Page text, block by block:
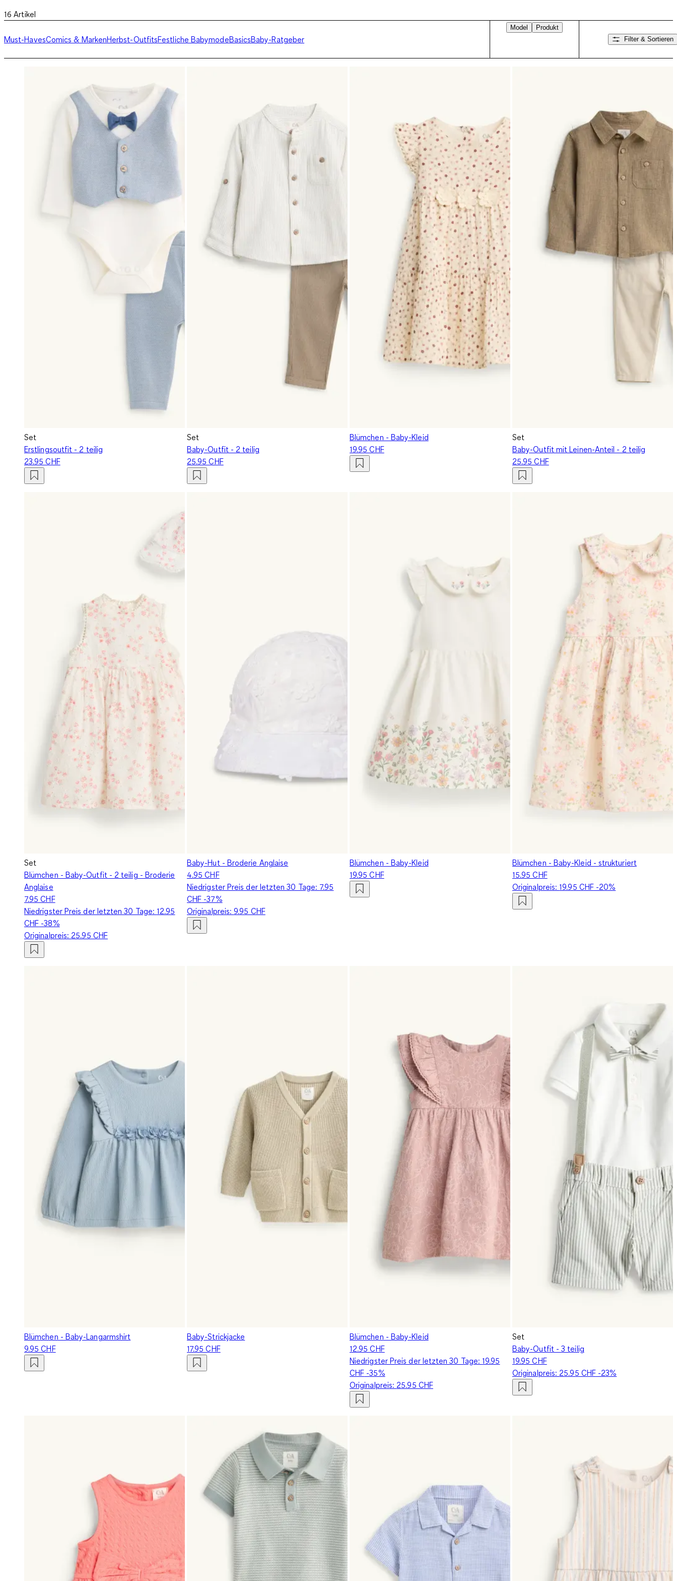
16 Artikel
Must-HavesComics & MarkenHerbst-OutfitsFestliche BabymodeBasicsBaby-Ratgeber
Model
Produkt
Filter & Sortieren
Set
Erstlingsoutfit - 2 teilig
23.95 CHF
Set
Baby-Outfit - 2 teilig
25.95 CHF
Blümchen - Baby-Kleid
19.95 CHF
Set
Baby-Outfit mit Leinen-Anteil - 2 teilig
25.95 CHF
Set
Blümchen - Baby-Outfit - 2 teilig - Broderie
Anglaise
7.95 CHF
Niedrigster Preis der letzten 30 Tage:12.95
CHF -38%
Originalpreis: 25.95 CHF
Baby-Hut - Broderie Anglaise
4.95 CHF
Niedrigster Preis der letzten 30 Tage: 7.95
CHF -37%
Originalpreis:9.95 CHF
Blümchen - Baby-Kleid
19.95 CHF
Blümchen - Baby-Kleid - strukturiert
15.95 CHF
Originalpreis:19.95 CHF-20%
Blümchen - Baby-Langarmshirt
9.95 CHF
Baby-Strickjacke
17.95 CHF
Blümchen - Baby-Kleid
12.95 CHF
Niedrigster Preis der letzten 30 Tage:19.95
CHF -35%
Originalpreis: 25.95 CHF
Set
Baby-Outfit - 3 teilig
19.95 CHF
Originalpreis: 25.95 CHF-23%